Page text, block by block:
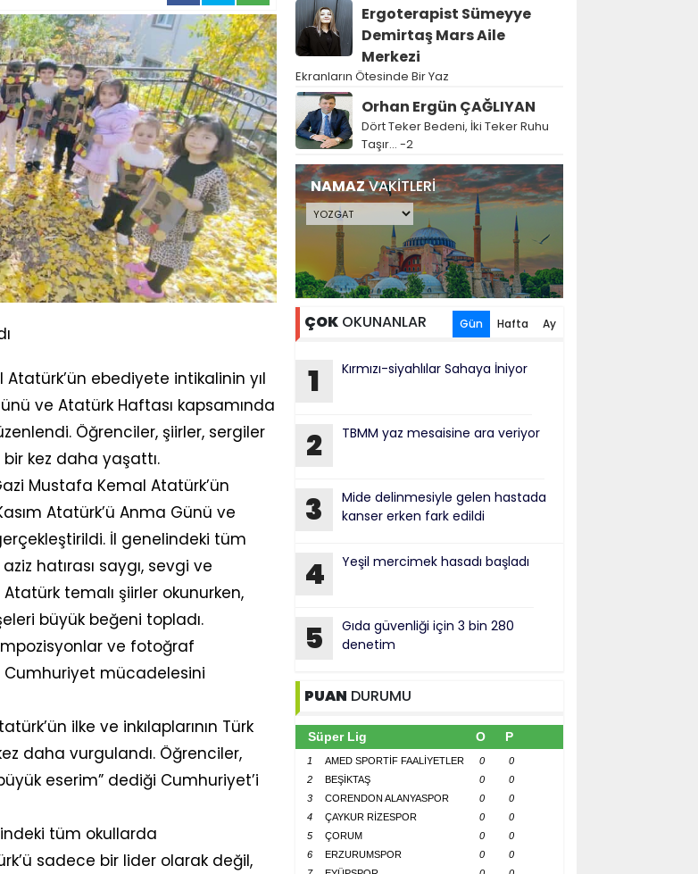
ebediyete intikalinin yıl
ve Atatürk Haftası kapsamında
Öğrenciler, şiirler, sergiler
kez daha yaşattı.
Mustafa Kemal Atatürk’ün
Atatürk’ü Anma Günü ve
İl genelindeki tüm
hatırası saygı, sevgi ve
temalı şiirler okunurken,
büyük beğeni topladı.
ve fotoğraf
Cumhuriyet mücadelesini
ilke ve inkılaplarının Türk
daha vurgulandı. Öğrenciler,
eserim” dediği Cumhuriyet’i
tüm okullarda
sadece bir lider olarak değil,
Ergoterapist Sümeyye
Demirtaş Mars Aile
Merkezi
Ekranların Ötesinde Bir Yaz
Orhan Ergün ÇAĞLIYAN
Dört Teker Bedeni, İki Teker Ruhu
Taşır… -2
NAMAZVAKİTLERİ
ÇOKOKUNANLAR Gün Hafta Ay
1 Kırmızı-siyahlılar Sahaya İniyor
2 TBMM yaz mesaisine ara veriyor
3
Mide delinmesiyle gelen hastada
kanser erken fark edildi
4 Yeşil mercimek hasadı başladı
5
Gıda güvenliği için 3 bin 280
denetim
PUAN DURUMU
Süper Lig O P
1 AMED SPORTİF FAALİYETLER 0
0
2
BEŞİKTAŞ 0
0
3
CORENDON ALANYASPOR 0
0
4
ÇAYKUR RİZESPOR 0
0
5
ÇORUM 0
0
6
ERZURUMSPOR 0
0